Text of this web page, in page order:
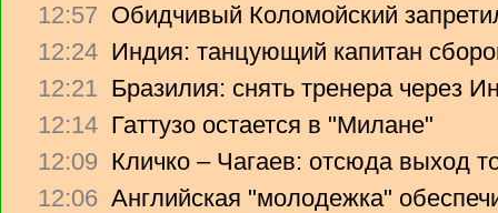
12:57 Обидчивый Коломойский
12:24 Индия: танцующий капитан
12:21 Бразилия: снять тренера через
12:14 Гаттузо остается в "Милане"
12:09 Кличко – Чагаев: отсюда выход
12:06 Английская "молодежка"